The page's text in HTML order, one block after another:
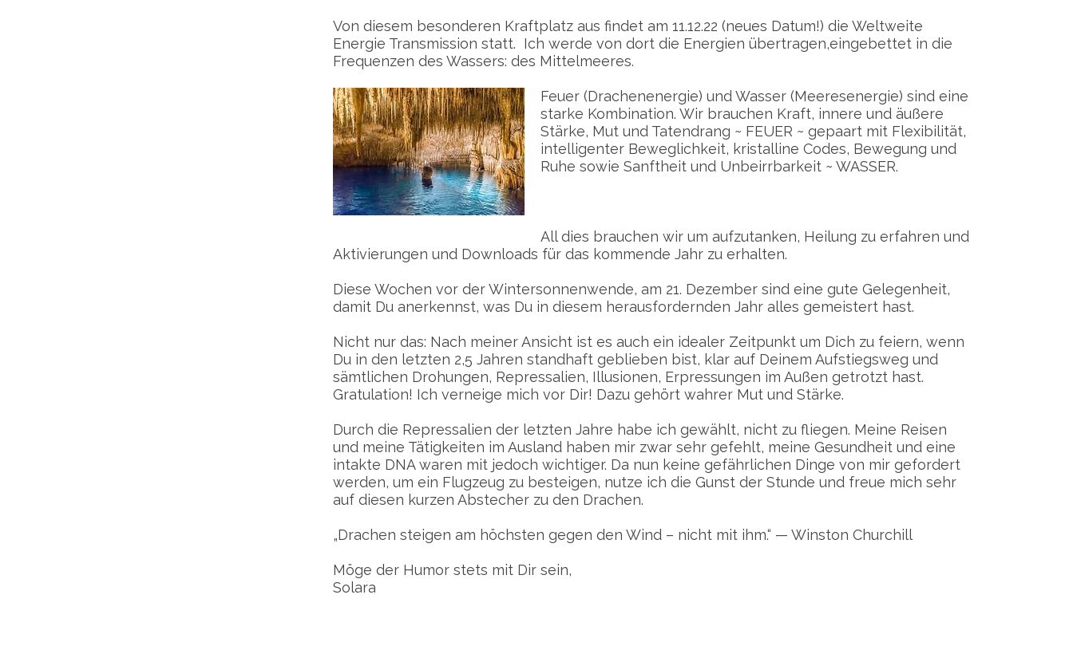
Von diesem besonderen Kraftplatz aus findet am 11.12.22 (neues Datum!) die Weltweite
Energie Transmission statt. Ich werde von dort die Energien übertragen,eingebettet in die
Frequenzen des Wassers: des Mittelmeeres.
Feuer (Drachenenergie) und Wasser (Meeresenergie) sind eine
starke Kombination. Wir brauchen Kraft, innere und äußere
Stärke, Mut und Tatendrang ~ FEUER ~ gepaart mit Flexibilität,
intelligenter Beweglichkeit, kristalline Codes, Bewegung und
Ruhe sowie Sanftheit und Unbeirrbarkeit ~ WASSER.
All dies brauchen wir um aufzutanken, Heilung zu erfahren und
Aktivierungen und Downloads für das kommende Jahr zu erhalten.
Diese Wochen vor der Wintersonnenwende, am 21. Dezember sind eine gute Gelegenheit,
damit Du anerkennst, was Du in diesem herausfordernden Jahr alles gemeistert hast.
Nicht nur das: Nach meiner Ansicht ist es auch ein idealer Zeitpunkt um Dich zu feiern, wenn
Du in den letzten 2,5 Jahren standhaft geblieben bist, klar auf Deinem Aufstiegsweg und
sämtlichen Drohungen, Repressalien, Illusionen, Erpressungen im Außen getrotzt hast.
Gratulation! Ich verneige mich vor Dir! Dazu gehört wahrer Mut und Stärke.
Durch die Repressalien der letzten Jahre habe ich gewählt, nicht zu fliegen. Meine Reisen
und meine Tätigkeiten im Ausland haben mir zwar sehr gefehlt, meine Gesundheit und eine
intakte DNA waren mit jedoch wichtiger. Da nun keine gefährlichen Dinge von mir gefordert
werden, um ein Flugzeug zu besteigen, nutze ich die Gunst der Stunde und freue mich sehr
auf diesen kurzen Abstecher zu den Drachen.
„Drachen steigen am höchsten gegen den Wind – nicht mit ihm.“ — Winston Churchill
Möge der Humor stets mit Dir sein,
Solara